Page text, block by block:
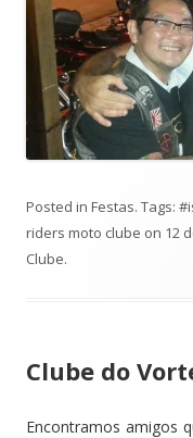
Posted in Festas. Tags:
riders moto clube on 12
Clube.
Clube do
Encontramos amigos